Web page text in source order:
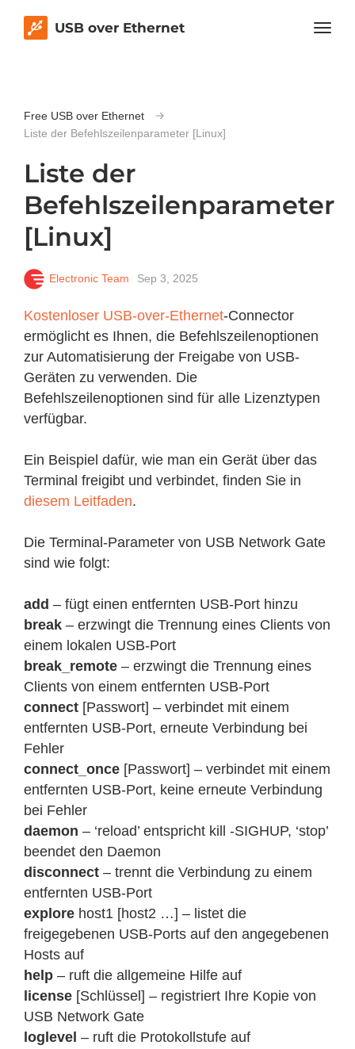
USB over Ethernet
Free USB over Ethernet
Liste der Befehlszeilenparameter [Linux]
Liste der
Befehlszeilenparameter
[Linux]
Electronic Team Sep 3, 2025
Kostenloser USB-over-Ethernet-Connector
ermöglicht es Ihnen, die Befehlszeilenoptionen
zur Automatisierung der Freigabe von USB-
Geräten zu verwenden. Die
Befehlszeilenoptionen sind für alle Lizenztypen
verfügbar.
Ein Beispiel dafür, wie man ein Gerät über das
Terminal freigibt und verbindet, finden Sie in
diesem Leitfaden.
Die Terminal-Parameter von USB Network Gate
sind wie folgt:
add – fügt einen entfernten USB-Port hinzu
break – erzwingt die Trennung eines Clients von
einem lokalen USB-Port
break_remote – erzwingt die Trennung eines
Clients von einem entfernten USB-Port
connect [Passwort] – verbindet mit einem
entfernten USB-Port, erneute Verbindung bei
Fehler
connect_once [Passwort] – verbindet mit einem
entfernten USB-Port, keine erneute Verbindung
bei Fehler
daemon – ‘reload’ entspricht kill -SIGHUP, ‘stop’
beendet den Daemon
disconnect – trennt die Verbindung zu einem
entfernten USB-Port
explore host1 [host2 …] – listet die
freigegebenen USB-Ports auf den angegebenen
Hosts auf
help – ruft die allgemeine Hilfe auf
license [Schlüssel] – registriert Ihre Kopie von
USB Network Gate
loglevel – ruft die Protokollstufe auf